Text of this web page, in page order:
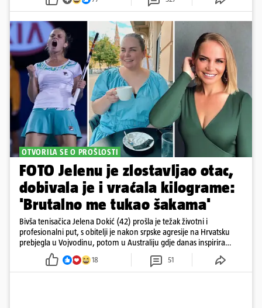
OTVORILA SE O PROŠLOSTI
FOTO Jelenu je zlostavljao otac,
dobivala je i vraćala kilograme:
'Brutalno me tukao šakama'
Bivša tenisačica Jelena Dokić (42) prošla je težak životni i
profesionalni put, s obitelji je nakon srpske agresije na Hrvatsku
prebjegla u Vojvodinu, potom u Australiju gdje danas inspirira
18 51